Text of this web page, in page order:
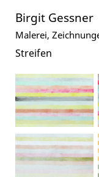
Birgit Gessner
Malerei,
Streifen